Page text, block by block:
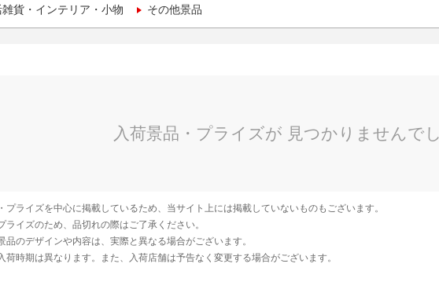
貨・インテリア・小物 その他景品